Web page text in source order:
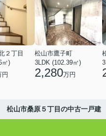
２丁目
㎡)
円
松山市鷹子町
3LDK (102.39㎡)
2,280万円
松山市桑原５丁目の中古一戸建